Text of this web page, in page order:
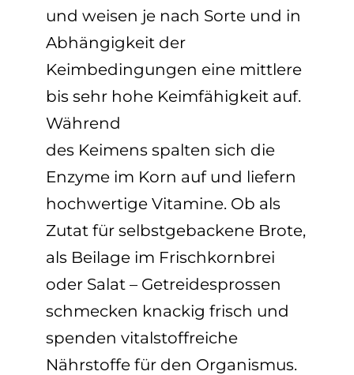
und weisen je nach Sorte und in
Abhängigkeit der
Keimbedingungen eine mittlere
bis sehr hohe Keimfähigkeit auf.
Während
des Keimens spalten sich die
Enzyme im Korn auf und liefern
hochwertige Vitamine. Ob als
Zutat für selbstgebackene Brote,
als Beilage im Frischkornbrei
oder Salat – Getreidesprossen
schmecken knackig frisch und
spenden vitalstoffreiche
Nährstoffe für den Organismus.